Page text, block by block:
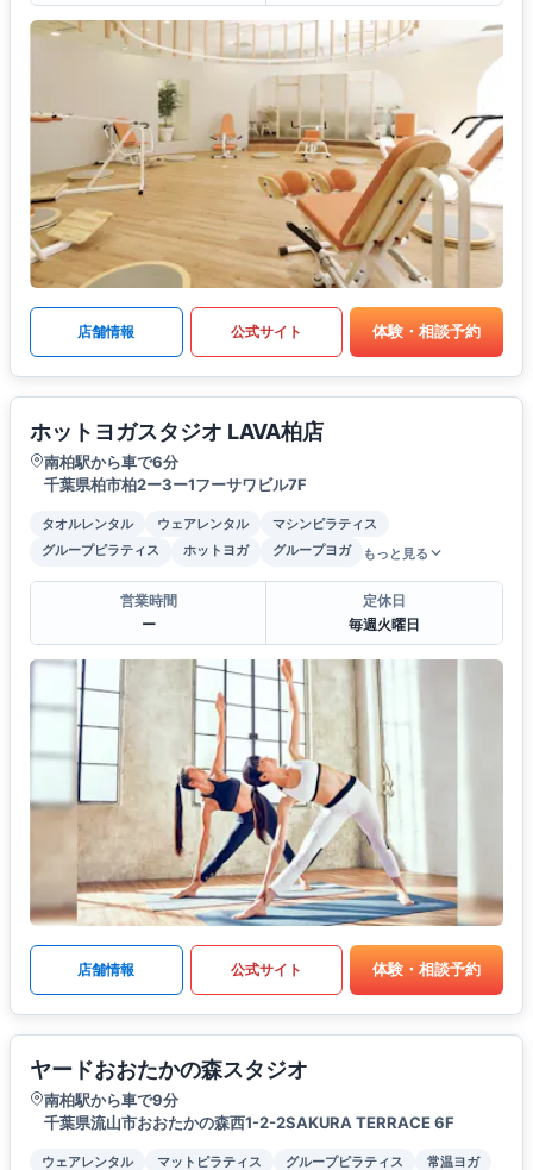
店舗情報 公式サイト 体験・相談予約
ホットヨガスタジオ LAVA柏店
南柏駅から車で6分
千葉県柏市柏2ー3ー1フーサワビル7F
タオルレンタル ウェアレンタル
マシンピラティス
グループピラティス
ホットヨガ グループヨガ もっと見る
営業時間
ー
定休日
毎週火曜日
店舗情報 公式サイト 体験・相談予約
ヤードおおたかの森スタジオ
南柏駅から車で9分
千葉県流山市おおたかの森西1-2-2SAKURA TERRACE 6F
ウェアレンタル マットピラティス グループピラティス
常温ヨガ